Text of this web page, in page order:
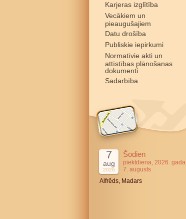
Karjeras izglītība
Vecākiem un
pieaugušajiem
Datu drošība
Publiskie iepirkumi
Normatīvie akti un
attīstības plānošanas
dokumenti
Sadarbība
7
aug
2026
Šodien
piektdiena, 2026. gada
7. augusts
Alfrēds, Madars